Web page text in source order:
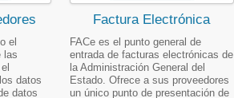
el
las
datos
datos
Factura Electrónica
FACe es el punto general de
entrada de facturas electrónicas de
la Administración General del
Estado. Ofrece a sus proveedores
un único punto de presentación de